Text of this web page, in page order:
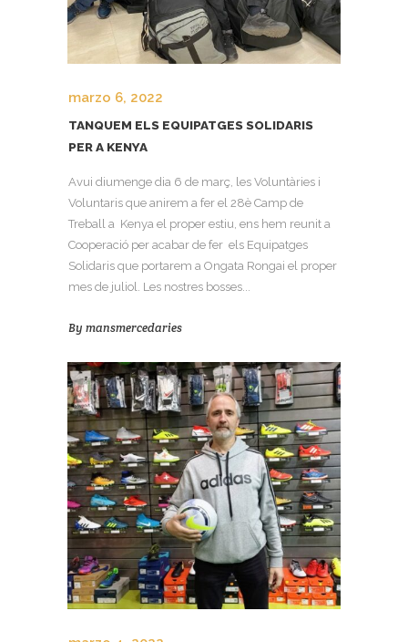
marzo 6, 2022
TANQUEM ELS EQUIPATGES SOLIDARIS
PER A KENYA
Avui diumenge dia 6 de març, les Voluntàries i
Voluntaris que anirem a fer el 28è Camp de
Treball a Kenya el proper estiu, ens hem reunit a
Cooperació per acabar de fer els Equipatges
Solidaris que portarem a Ongata Rongai el proper
mes de juliol. Les nostres bosses...
By mansmercedaries